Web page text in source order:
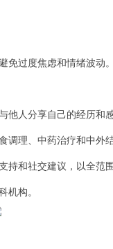
过度焦虑和情绪波动
人分享自己的经历和感
理、中药治疗和中外
持和社交建议，以全范
机构。